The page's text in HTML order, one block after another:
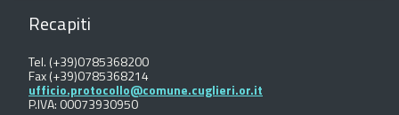
Recapiti
Tel. (+39)0785368200
Fax (+39)0785368214
ufficio.protocollo@comune.cuglieri.or.it
P.IVA: 00073930950